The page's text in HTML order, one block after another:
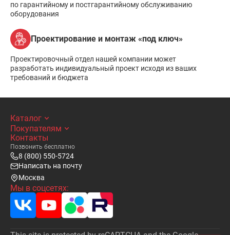
по гарантийному и постгарантийному обслуживанию
оборудования
Проектирование и монтаж «под ключ»
Проектировочный отдел нашей компании может
разработать индивидуальный проект исходя из ваших
требований и бюджета
Каталог
Покупателям
Контакты
Позвонить бесплатно
8 (800) 550-5724
Написать на почту
Москва
Мы в соцсетях: